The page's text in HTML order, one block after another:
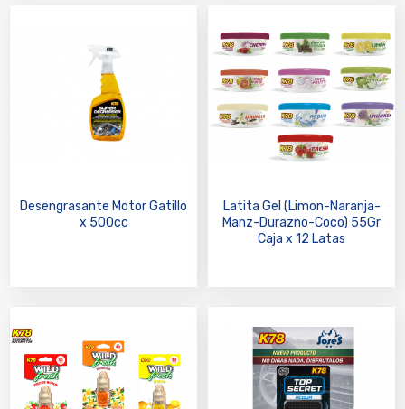
Desengrasante Motor Gatillo
x 500cc
Latita Gel (Limon-Naranja-
Manz-Durazno-Coco) 55Gr
Caja x 12 Latas